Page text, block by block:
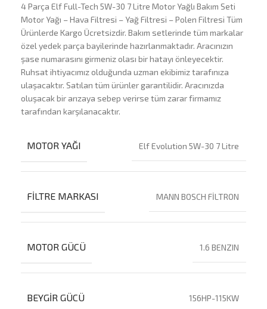
4 Parça Elf Full-Tech 5W-30 7 Litre Motor Yağlı Bakım Seti
Motor Yağı – Hava Filtresi – Yağ Filtresi – Polen Filtresi Tüm
Ürünlerde Kargo Ücretsizdir. Bakım setlerinde tüm markalar
özel yedek parça bayilerinde hazırlanmaktadır. Aracınızın
şase numarasını girmeniz olası bir hatayı önleyecektir.
Ruhsat ihtiyacımız olduğunda uzman ekibimiz tarafınıza
ulaşacaktır. Satılan tüm ürünler garantilidir. Aracınızda
oluşacak bir arızaya sebep verirse tüm zarar firmamız
tarafından karşılanacaktır.
MOTOR YAĞI Elf Evolution 5W-30 7 Litre
FILTRE MARKASI MANN BOSCH FİLTRON
MOTOR GÜCÜ 1.6 BENZIN
BEYGIR GÜCÜ 156HP-115KW